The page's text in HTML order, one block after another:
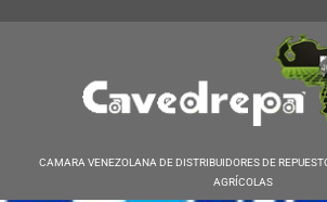
CAMARA VENEZOLANA DE DISTRIBUIDORES DE
AGRÍCOLAS